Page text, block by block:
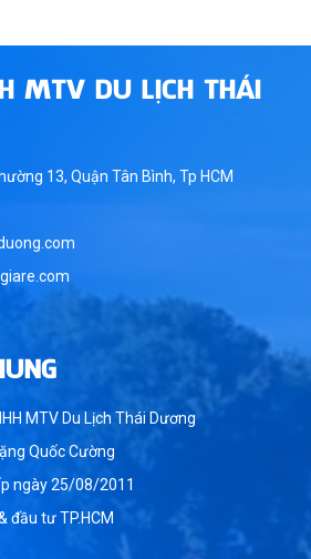
MTV DU LỊCH THÁI
13, Quận Tân Bình, Tp HCM
MTV Du Lịch Thái Dương
Quốc Cường
ngày 25/08/2011
đầu tư TP.HCM